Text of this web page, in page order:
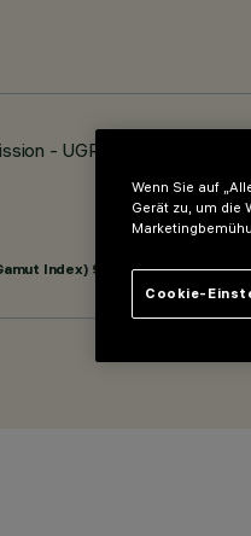
- UGR < 19
Index) 99
Wenn Sie auf
Gerät zu, um die
Cookie-